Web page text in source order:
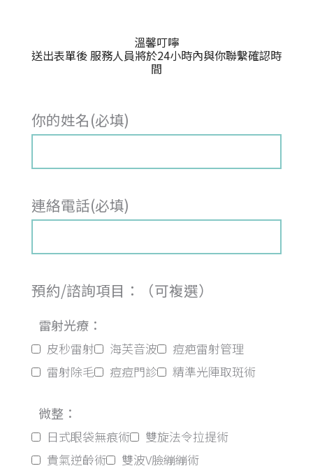
溫馨叮嚀
送出表單後 服務人員將於24小時內與你聯繫確認時
間
你的姓名(必填)
連絡電話(必填)
預約/諮詢項目：（可複選）
雷射光療：
皮秒雷射 海芙音波
痘疤雷射管理
雷射除毛
痘痘門診 精準光陣取斑術
微整：
日式眼袋無痕術
雙旋法令拉提術
貴氣逆齡術
雙波V臉繃繃術